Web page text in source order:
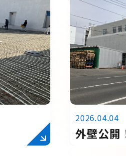
2026.04.04
外壁公開